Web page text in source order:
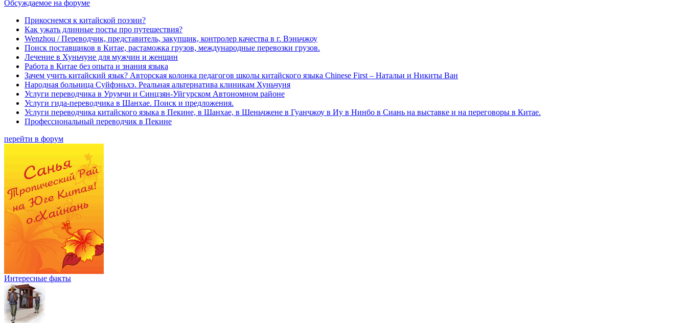
Обсуждаемое на форуме
Прикоснемся к китайской поэзии?
Как ужать длинные посты про путешествия?
Wenzhou / Переводчик, представитель, закупщик, контролер качества в г. Вэньчжоу
Поиск поставщиков в Китае, растаможка грузов, международные перевозки грузов.
Лечение в Хуньчуне для мужчин и женщин
Работа в Китае без опыта и знания языка
Зачем учить китайский язык? Авторская колонка педагогов школы китайского языка Chinese First – Натальи и Никиты Ван
Народная больница Суйфэньхэ. Реальная альтернатива клиникам Хуньчуня
Услуги переводчика в Урумчи и Синцзян-Уйгурском Автономном районе
Услуги гида-переводчика в Шанхае. Поиск и предложения.
Услуги переводчика китайского языка в Пекине, в Шанхае, в Шеньчжене в Гуанчжоу в Иу в Нинбо в Сиань на выставке и на переговоры в Китае.
Профессиональный переводчик в Пекине
перейти в форум
Интересные факты